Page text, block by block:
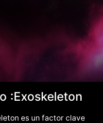
:Exoskeleton
es un factor clave